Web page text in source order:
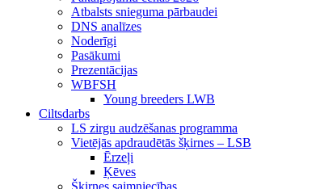
Atbalsts snieguma pārbaudei
DNS analīzes
Noderīgi
Pasākumi
Prezentācijas
WBFSH
Young breeders LWB
Ciltsdarbs
LS zirgu audzēšanas programma
Vietējās apdraudētās šķirnes – LSB
Ērzeļi
Ķēves
Šķirnes saimniecības